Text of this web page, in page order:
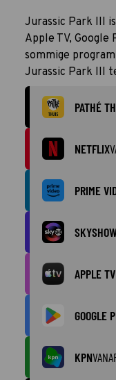
Jurassic Park III
Apple TV,
sommige
Jurassic Park III
PATHÉ
NETFLIX
PRIME
APPLE TV
GOOGLE
KPN